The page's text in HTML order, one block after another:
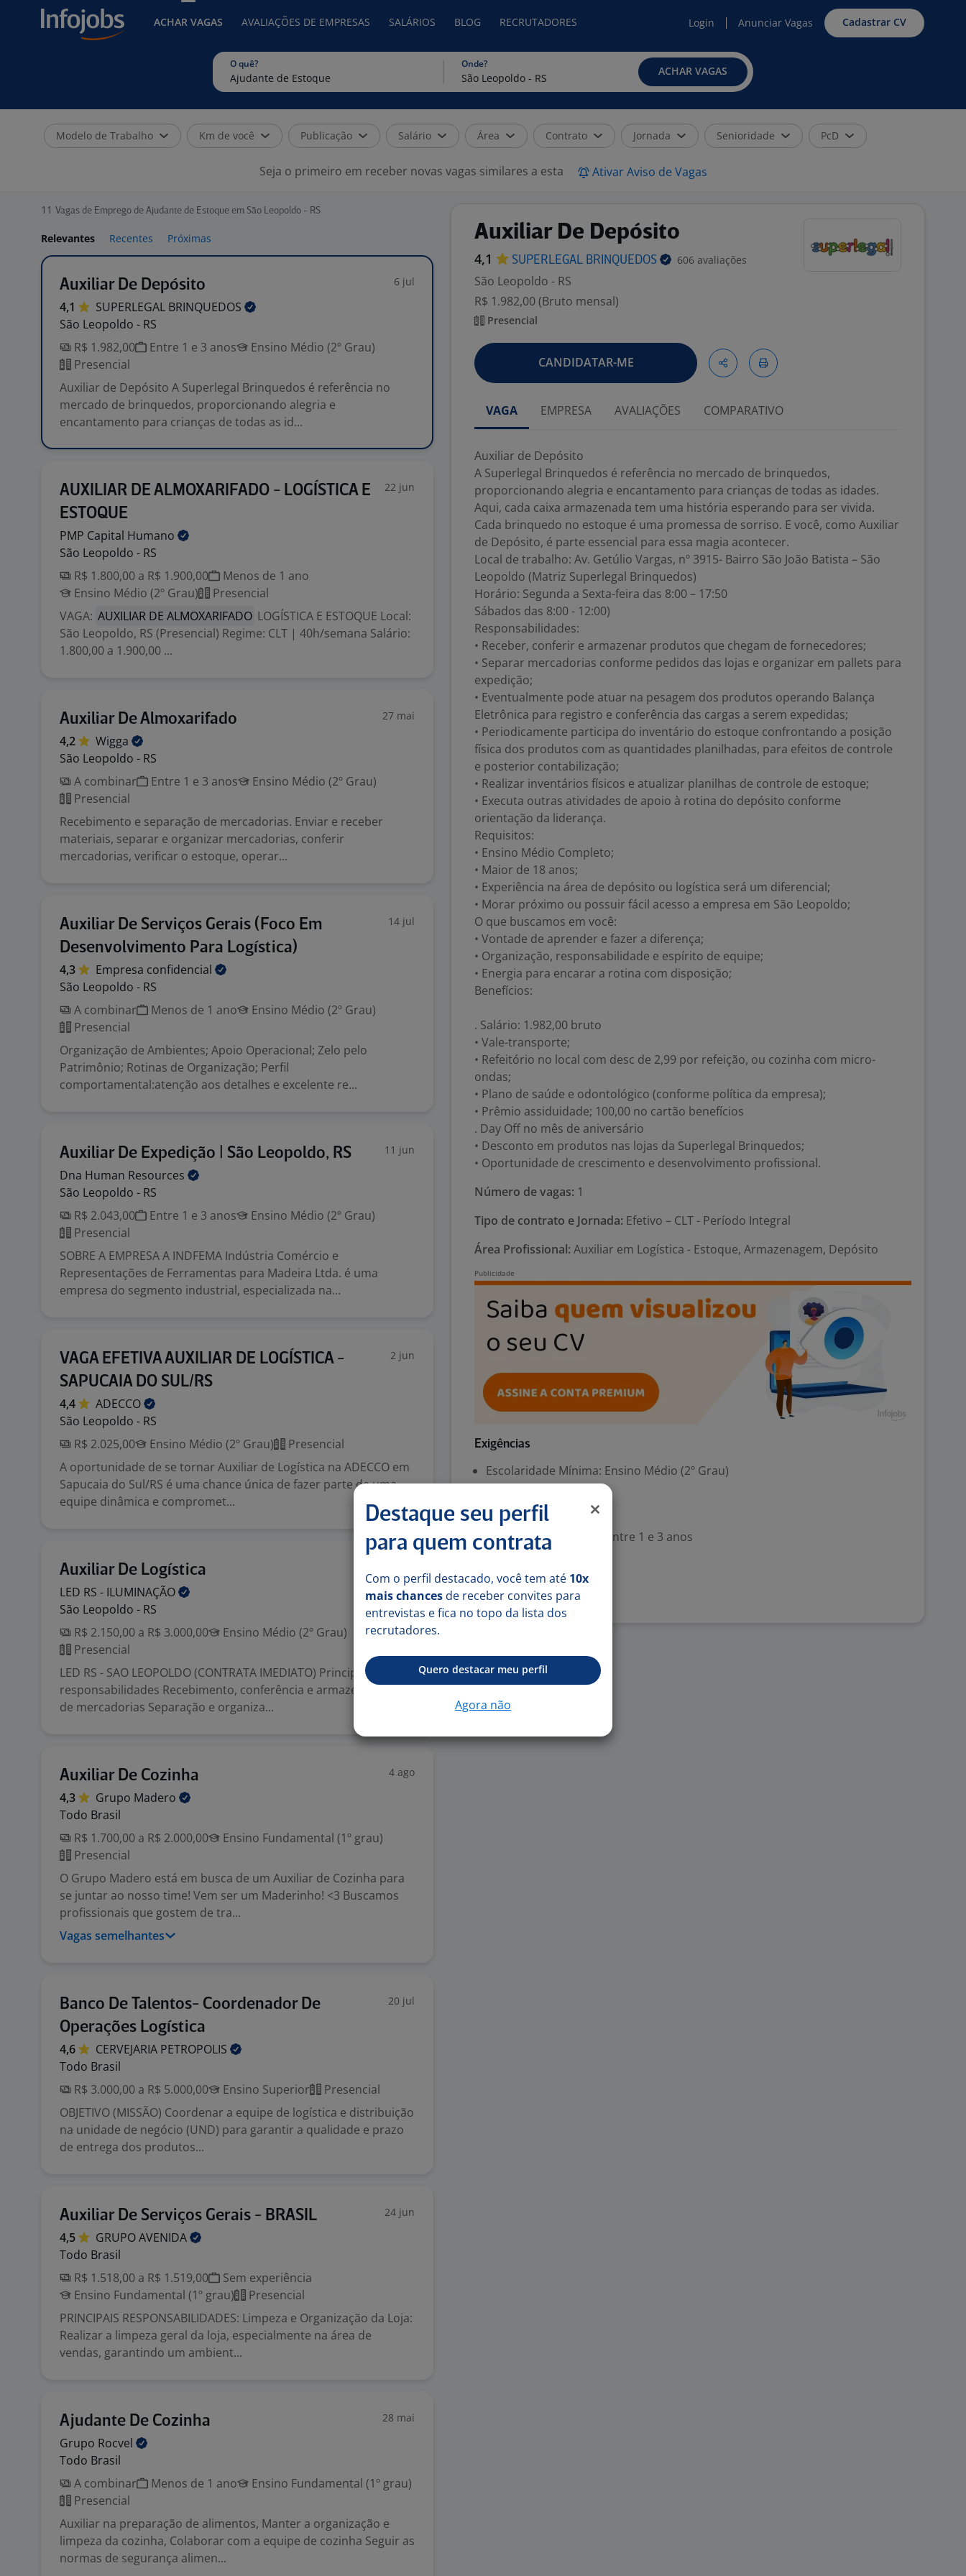
ACHAR VAGAS AVALIAÇÕES DE EMPRESAS SALÁRIOS BLOG RECRUTADORES Login Anunciar Vagas Cadastrar CV
O quê? Onde?
ACHAR VAGAS
Modelo de Trabalho Km de você Publicação Salário Área Contrato Jornada Senioridade PcD
Seja o primeiro em receber novas vagas similares a esta Ativar Aviso de Vagas
11 Vagas de Emprego de Ajudante de Estoque em São Leopoldo - RS
Relevantes Recentes Próximas
Auxiliar De Depósito 6 jul
4,1 SUPERLEGAL BRINQUEDOS
São Leopoldo - RS
R$ 1.982,00
Entre 1 e 3 anos
Ensino Médio (2º Grau)
Presencial
Auxiliar de Depósito A Superlegal Brinquedos é referência no
mercado de brinquedos, proporcionando alegria e
encantamento para crianças de todas as id...
AUXILIAR DE ALMOXARIFADO - LOGÍSTICA E
ESTOQUE
22 jun
PMP Capital Humano
São Leopoldo - RS
R$ 1.800,00 a R$ 1.900,00
Menos de 1 ano
Ensino Médio (2º Grau)
Presencial
VAGA: AUXILIAR DE ALMOXARIFADO LOGÍSTICA E ESTOQUE Local:
São Leopoldo, RS (Presencial) Regime: CLT | 40h/semana Salário:
1.800,00 a 1.900,00 ...
Auxiliar De Almoxarifado 27 mai
4,2
Wigga
São Leopoldo - RS
A combinar
Entre 1 e 3 anos
Ensino Médio (2º Grau)
Presencial
Recebimento e separação de mercadorias. Enviar e receber
materiais, separar e organizar mercadorias, conferir
mercadorias, verificar o estoque, operar...
Auxiliar De Serviços Gerais (Foco Em
Desenvolvimento Para Logística)
14 jul
4,3 Empresa confidencial
São Leopoldo - RS
A combinar
Menos de 1 ano
Ensino Médio (2º Grau)
Presencial
Organização de Ambientes; Apoio Operacional; Zelo pelo
Patrimônio; Rotinas de Organização; Perfil
comportamental:atenção aos detalhes e excelente re...
Auxiliar De Expedição | São Leopoldo, RS 11 jun
Dna Human Resources
São Leopoldo - RS
R$ 2.043,00
Entre 1 e 3 anos
Ensino Médio (2º Grau)
Presencial
SOBRE A EMPRESA A INDFEMA Indústria Comércio e
Representações de Ferramentas para Madeira Ltda. é uma
empresa do segmento industrial, especializada na...
VAGA EFETIVA AUXILIAR DE LOGÍSTICA -
SAPUCAIA DO SUL/RS
2 jun
4,4
ADECCO
São Leopoldo - RS
R$ 2.025,00
Ensino Médio (2º Grau)
Presencial
A oportunidade de se tornar Auxiliar de Logística na ADECCO em
Sapucaia do Sul/RS é uma chance única de fazer parte de uma
equipe dinâmica e compromet...
Auxiliar De Logística
LED RS - ILUMINAÇÃO
São Leopoldo - RS
R$ 2.150,00 a R$ 3.000,00
Ensino Médio (2º Grau)
Presencial
LED RS - SAO LEOPOLDO (CONTRATA IMEDIATO) Principais
responsabilidades Recebimento, conferência e armazenamento
de mercadorias Separação e organiza...
Auxiliar De Cozinha 4 ago
4,3 Grupo Madero
Todo Brasil
R$ 1.700,00 a R$ 2.000,00
Ensino Fundamental (1º grau)
Presencial
O Grupo Madero está em busca de um Auxiliar de Cozinha para
se juntar ao nosso time! Vem ser um Maderinho! <3 Buscamos
profissionais que gostem de tra...
Vagas semelhantes
Banco De Talentos- Coordenador De
Operações Logística
20 jul
4,6 CERVEJARIA PETROPOLIS
Todo Brasil
R$ 3.000,00 a R$ 5.000,00
Ensino Superior
Presencial
OBJETIVO (MISSÃO) Coordenar a equipe de logística e distribuição
na unidade de negócio (UND) para garantir a qualidade e prazo
de entrega dos produtos...
Auxiliar De Serviços Gerais - BRASIL 24 jun
4,5 GRUPOAVENIDA
Todo Brasil
R$ 1.518,00 a R$ 1.519,00
Sem experiência
Ensino Fundamental (1º grau)
Presencial
PRINCIPAIS RESPONSABILIDADES: Limpeza e Organização da Loja:
Realizar a limpeza geral da loja, especialmente na área de
vendas, garantindo um ambient...
Ajudante De Cozinha 28 mai
Grupo Rocvel
Todo Brasil
A combinar
Menos de 1 ano
Ensino Fundamental (1º grau)
Presencial
Auxiliar na preparação de alimentos, Manter a organização e
limpeza da cozinha, Colaborar com a equipe de cozinha Seguir as
normas de segurança alimen...
Auxiliar De Depósito
4,1 SUPERLEGAL BRINQUEDOS 606 avaliações
São Leopoldo - RS
R$ 1.982,00 (Bruto mensal)
Presencial
CANDIDATAR-ME
VAGA EMPRESA AVALIAÇÕES COMPARATIVO
Auxiliar de Depósito
A Superlegal Brinquedos é referência no mercado de brinquedos,
proporcionando alegria e encantamento para crianças de todas as idades.
Aqui, cada caixa armazenada tem uma história esperando para ser vivida.
Cada brinquedo no estoque é uma promessa de sorriso. E você, como Auxiliar
de Depósito, é parte essencial para essa magia acontecer.
Local de trabalho: Av. Getúlio Vargas, nº 3915- Bairro São João Batista – São
Leopoldo (Matriz Superlegal Brinquedos)
Horário: Segunda a Sexta-feira das 8:00 – 17:50
Sábados das 8:00 - 12:00)
Responsabilidades:
• Receber, conferir e armazenar produtos que chegam de fornecedores;
• Separar mercadorias conforme pedidos das lojas e organizar em pallets para
expedição;
• Eventualmente pode atuar na pesagem dos produtos operando Balança
Eletrônica para registro e conferência das cargas a serem expedidas;
• Periodicamente participa do inventário do estoque confrontando a posição
física dos produtos com as quantidades planilhadas, para efeitos de controle
e posterior contabilização;
• Realizar inventários físicos e atualizar planilhas de controle de estoque;
• Executa outras atividades de apoio à rotina do depósito conforme
orientação da liderança.
Requisitos:
• Ensino Médio Completo;
• Maior de 18 anos;
• Experiência na área de depósito ou logística será um diferencial;
• Morar próximo ou possuir fácil acesso a empresa em São Leopoldo;
O que buscamos em você:
• Vontade de aprender e fazer a diferença;
• Organização, responsabilidade e espírito de equipe;
• Energia para encarar a rotina com disposição;
Benefícios:
. Salário: 1.982,00 bruto
• Vale-transporte;
• Refeitório no local com desc de 2,99 por refeição, ou cozinha com micro-
ondas;
• Plano de saúde e odontológico (conforme política da empresa);
• Prêmio assiduidade; 100,00 no cartão benefícios
. Day Off no mês de aniversário
• Desconto em produtos nas lojas da Superlegal Brinquedos;
• Oportunidade de crescimento e desenvolvimento profissional.
Número de vagas: 1
Tipo de contrato e Jornada: Efetivo – CLT - Período Integral
Área Profissional: Auxiliar em Logística - Estoque, Armazenagem, Depósito
Exigências
Escolaridade Mínima: Ensino Médio (2º Grau)
Valorizado
Experiência desejada: Entre 1 e 3 anos
Denunciar vaga
Destaque seu perfil
para quem contrata
Com o perfil destacado, você tem até 10x
mais chances de receber convites para
entrevistas e fica no topo da lista dos
recrutadores.
Quero destacar meu perfil
Agora não